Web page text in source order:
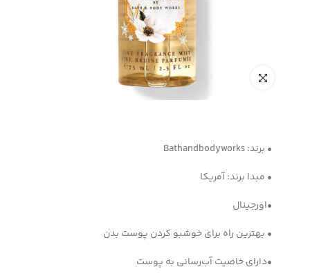
• برند: Bathandbodyworks
• مبدا برند: آمریکا
•اورجینال
• بهترین راه برای خوشبو کردن پوست بدن
•دارای خاصیت آب‌رسانی به پوست